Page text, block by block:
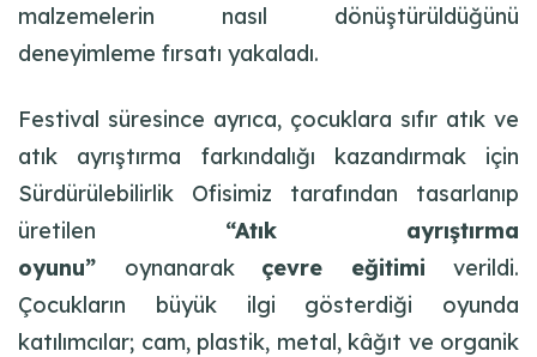
malzemelerin nasıl dönüştürüldüğünü
deneyimleme fırsatı yakaladı.
Festival süresince ayrıca, çocuklara sıfır atık ve
atık ayrıştırma farkındalığı kazandırmak için
Sürdürülebilirlik Ofisimiz tarafından tasarlanıp
üretilen “Atık ayrıştırma
oyunu” oynanarak çevre eğitimi
verildi.
Çocukların büyük ilgi gösterdiği oyunda
katılımcılar; cam, plastik, metal, kâğıt ve organik